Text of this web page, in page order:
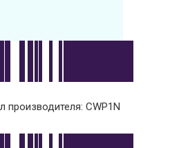
производителя: CWP1N